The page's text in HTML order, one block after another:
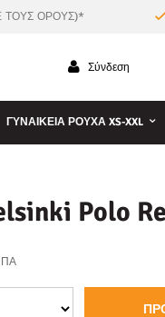
ΤΟΥΣ ΟΡΟΥΣ)*
Σύνδεση
ΓΥΝΑΙΚΕΊΑ ΡΟΎΧΑ XS-XXL
Polo